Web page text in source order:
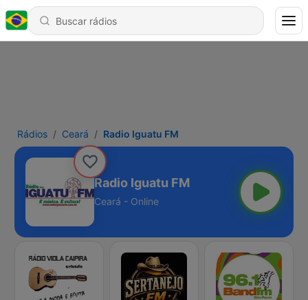
Rádios Ceará Radio Iguatu FM
Radio Iguatu FM
Ceará - Online